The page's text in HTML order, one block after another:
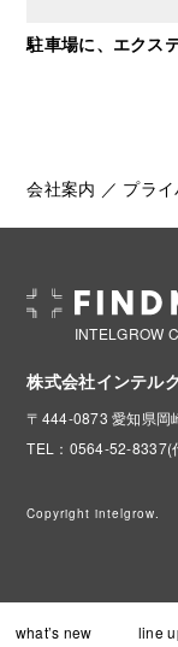
駐車場に、エクス
会社案内 ／ プラ
INTELGROW
株式会社インテル
〒444-0873 愛知県
TEL：0564-52-8337(
Copyright intelgrow.
what’s new line